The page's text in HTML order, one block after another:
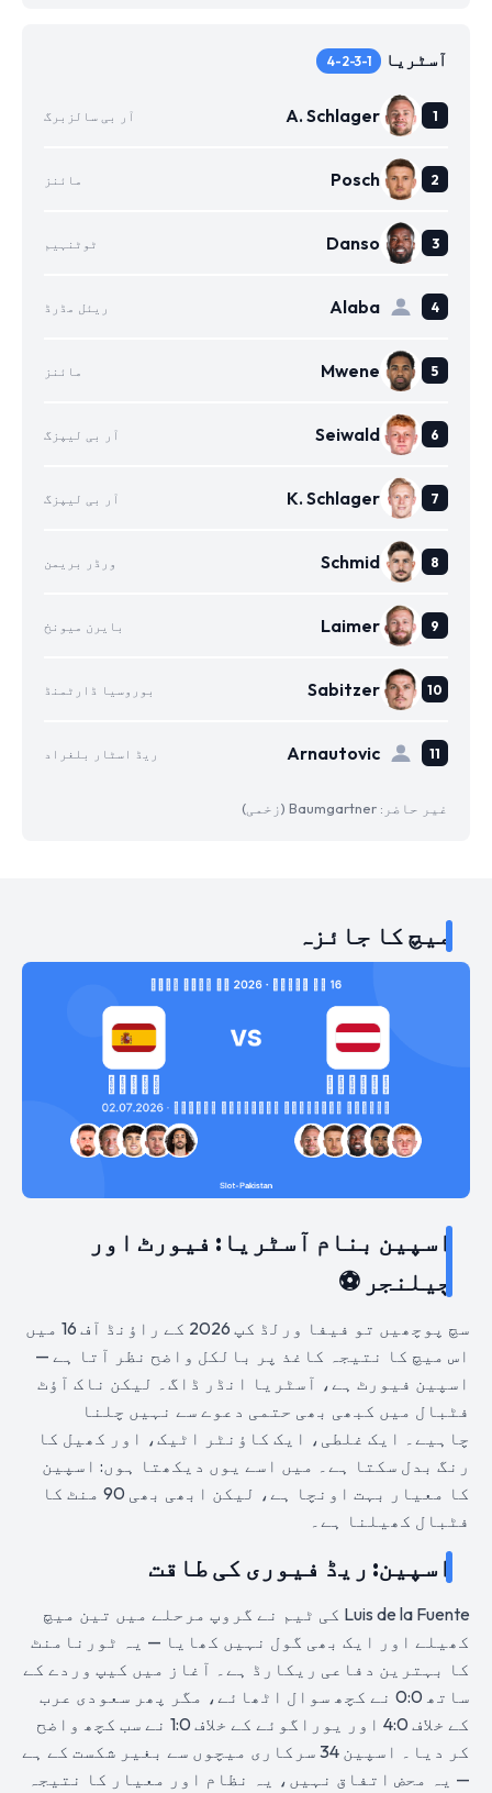
آسٹریا 4-2-3-1
A. Schlager آر بی سالزبرگ
Posch مائنز
Danso ٹوٹنہیم
Alaba ریئل مڈرڈ
Mwene مائنز
Seiwald آر بی لیپزگ
K. Schlager آر بی لیپزگ
Schmid ورڈر بریمن
Laimer بایرن میونخ
Sabitzer بوروسیا ڈارٹمنڈ
Arnautovic ریڈ اسٹار بلغراد
غیر حاضر: Baumgartner (زخمی)
میچ کا جائزہ
اسپین بنام آسٹریا: فیورٹ اور
چیلنجر ⚽
سچ پوچھیں تو فیفا ورلڈ کپ 2026 کے راؤنڈ آف 16 میں
اس میچ کا نتیجہ کاغذ پر بالکل واضح نظر آتا ہے —
اسپین فیورٹ ہے، آسٹریا انڈر ڈاگ۔ لیکن ناک آؤٹ
فٹبال میں کبھی بھی حتمی دعوے سے نہیں چلنا
چاہیے۔ ایک غلطی، ایک کاؤنٹر اٹیک، اور کھیل کا
رنگ بدل سکتا ہے۔ میں اسے یوں دیکھتا ہوں: اسپین
کا معیار بہت اونچا ہے، لیکن ابھی بھی 90 منٹ کا
فٹبال کھیلنا ہے۔
اسپین: ریڈ فیوری کی طاقت
Luis de la Fuente کی ٹیم نے گروپ مرحلے میں تین میچ
کھیلے اور ایک بھی گول نہیں کھایا — یہ ٹورنامنٹ
کا بہترین دفاعی ریکارڈ ہے۔ آغاز میں کیپ وردے کے
ساتھ 0:0 نے کچھ سوال اٹھائے، مگر پھر سعودی عرب
کے خلاف 4:0 اور یوراگوئے کے خلاف 1:0 نے سب کچھ واضح
کر دیا۔ اسپین 34 سرکاری میچوں سے بغیر شکست کے ہے
— یہ محض اتفاق نہیں، یہ نظام اور معیار کا نتیجہ